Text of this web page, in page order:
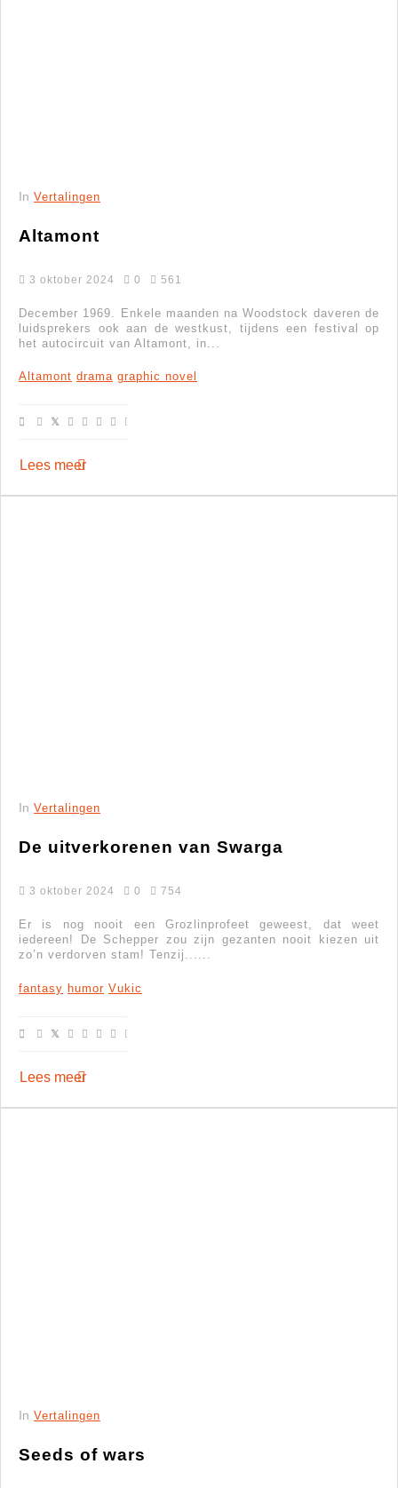
In Vertalingen
Altamont
3 oktober 2024 0 561
December 1969. Enkele maanden na Woodstock daveren de
luidsprekers ook aan de westkust, tijdens een festival op
het autocircuit van Altamont, in...
Altamont drama graphic novel
Lees meer
In Vertalingen
De uitverkorenen van Swarga
3 oktober 2024 0 754
Er is nog nooit een Grozlinprofeet geweest, dat weet
iedereen! De Schepper zou zijn gezanten nooit kiezen uit
zo’n verdorven stam! Tenzij......
fantasy humor Vukic
Lees meer
In Vertalingen
Seeds of wars